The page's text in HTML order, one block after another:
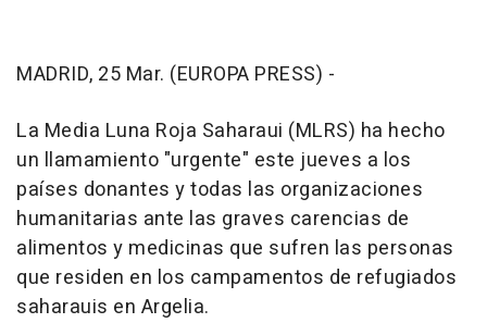
MADRID, 25 Mar. (EUROPA PRESS) -
La Media Luna Roja Saharaui (MLRS) ha hecho
un llamamiento "urgente" este jueves a los
países donantes y todas las organizaciones
humanitarias ante las graves carencias de
alimentos y medicinas que sufren las personas
que residen en los campamentos de refugiados
saharauis en Argelia.